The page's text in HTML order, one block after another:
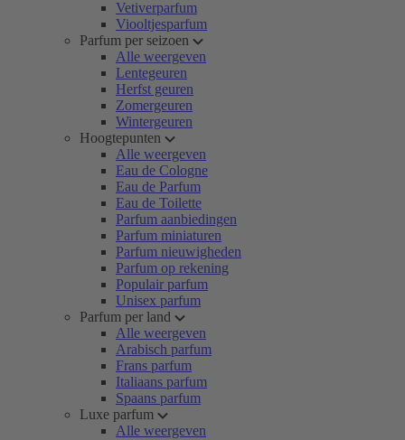
Vetiverparfum
Viooltjesparfum
Parfum per seizoen
Alle weergeven
Lentegeuren
Herfst geuren
Zomergeuren
Wintergeuren
Hoogtepunten
Alle weergeven
Eau de Cologne
Eau de Parfum
Eau de Toilette
Parfum aanbiedingen
Parfum miniaturen
Parfum nieuwigheden
Parfum op rekening
Populair parfum
Unisex parfum
Parfum per land
Alle weergeven
Arabisch parfum
Frans parfum
Italiaans parfum
Spaans parfum
Luxe parfum
Alle weergeven